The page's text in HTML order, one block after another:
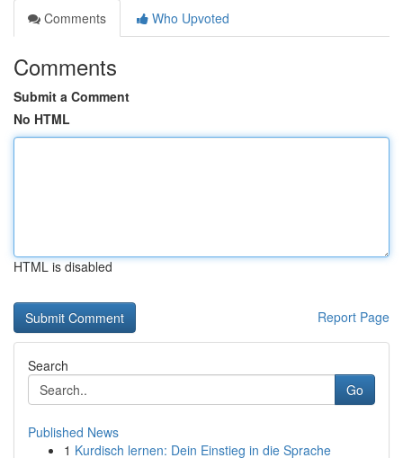
Comments
Who Upvoted
Comments
Submit a Comment
No HTML
HTML is disabled
Report Page
Search
Go
Published News
1 Kurdisch lernen: Dein Einstieg in die Sprache